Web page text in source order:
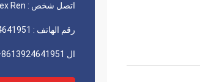
اتصل شخص : Ren
رقم الهاتف :
ال WhatsApp :